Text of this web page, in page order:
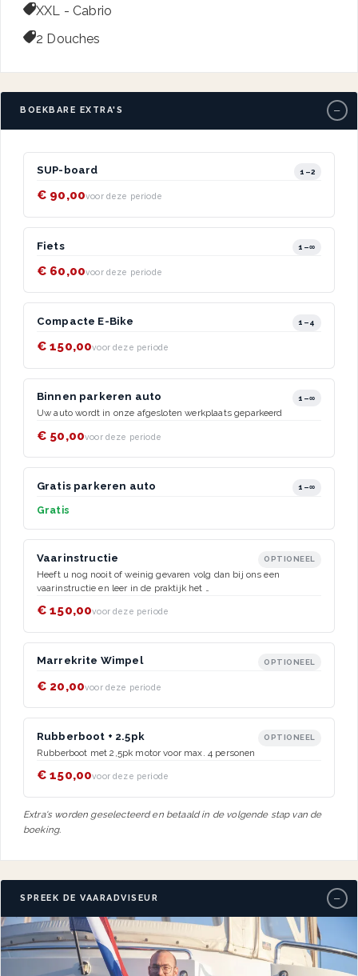
XXL - Cabrio
2 Douches
BOEKBARE EXTRA'S −
SUP-board 1–2
€ 90,00voor deze periode
Fiets 1–∞
€ 60,00voor deze periode
Compacte E-Bike 1–4
€ 150,00voor deze periode
Binnen parkeren auto 1–∞
Uw auto wordt in onze afgesloten werkplaats geparkeerd
€ 50,00voor deze periode
Gratis parkeren auto 1–∞
Gratis
Vaarinstructie OPTIONEEL
Heeft u nog nooit of weinig gevaren volg dan bij ons een
vaarinstructie en leer in de praktijk het …
€ 150,00voor deze periode
Marrekrite Wimpel OPTIONEEL
€ 20,00voor deze periode
Rubberboot + 2.5pk OPTIONEEL
Rubberboot met 2,5pk motor voor max. 4 personen
€ 150,00voor deze periode
Extra's worden geselecteerd en betaald in de volgende stap van de
boeking.
SPREEK DE VAARADVISEUR −